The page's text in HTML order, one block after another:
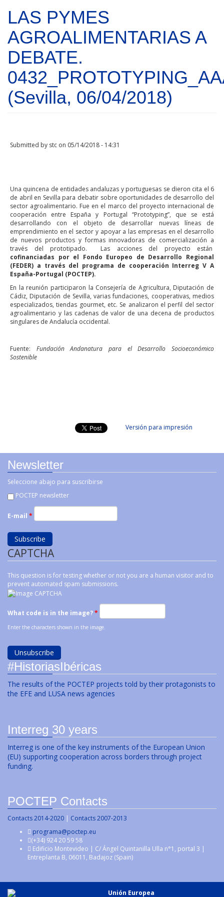
LAS PYMES
AGROALIMENTARIAS A
DEBATE.
(Sevilla, 06/04/2018)
Submitted by stc on 05/14/2018 - 14:31
Una quincena de entidades andaluzas y portuguesas se dieron cita el 6
de abril en Sevilla para debatir sobre oportunidades de desarrollo del
sector agroalimentario. Fue en el marco del proyecto internacional de
cooperación entre España y Portugal “Prototyping”, que se está
desarrollando con el objeto de desarrollar nuevas líneas de
emprendimiento en el sector y apoyar a las empresas en el desarrollo
de nuevos productos y formas innovadoras de comercialización a
través del prototipado. Las acciones del proyecto están
cofinanciadas por el Fondo Europeo de Desarrollo Regional
(FEDER) a través del programa de cooperación Interreg V A
España-Portugal (POCTEP).
En la reunión participaron la Consejería de Agricultura, Diputación de
Cádiz, Diputación de Sevilla, varias fundaciones, cooperativas, medios
especializados, tiendas gourmet, etc. Se analizaron el perfil del sector
agroalimentario y las cadenas de valor de una decena de productos
singulares de Andalucía occidental.
Fuente: Fundación Andanatura para el Desarrollo Socioeconómico
Sostenible
Versión para impresión
Newsletter
Seleccione abajo para suscribirse
POCTEP newsletter
E-mail *
CAPTCHA
This question is for testing whether or not you are a human visitor and to
prevent automated spam submissions.
What code is in the image?*
Enter the characters shown in the image.
#HistoriasIbéricas
The results of the POCTEP projects told by their protagonists to
the EFE and LUSA news agencies
Interreg 30 years
Interreg is one of the key instruments of the European Union
(EU) supporting cooperation across borders through project
funding.
POCTEP Contacts
Contacts 2014-2020 | Contacts 2007-2013
programa@poctep.eu
(+34) 924 20 59 58
Edificio Montevideo | C/ Ángel Quintanilla Ulla n°1, portal 3 |
Entreplanta B, 06011, Badajoz (Spain)
Unión Europea